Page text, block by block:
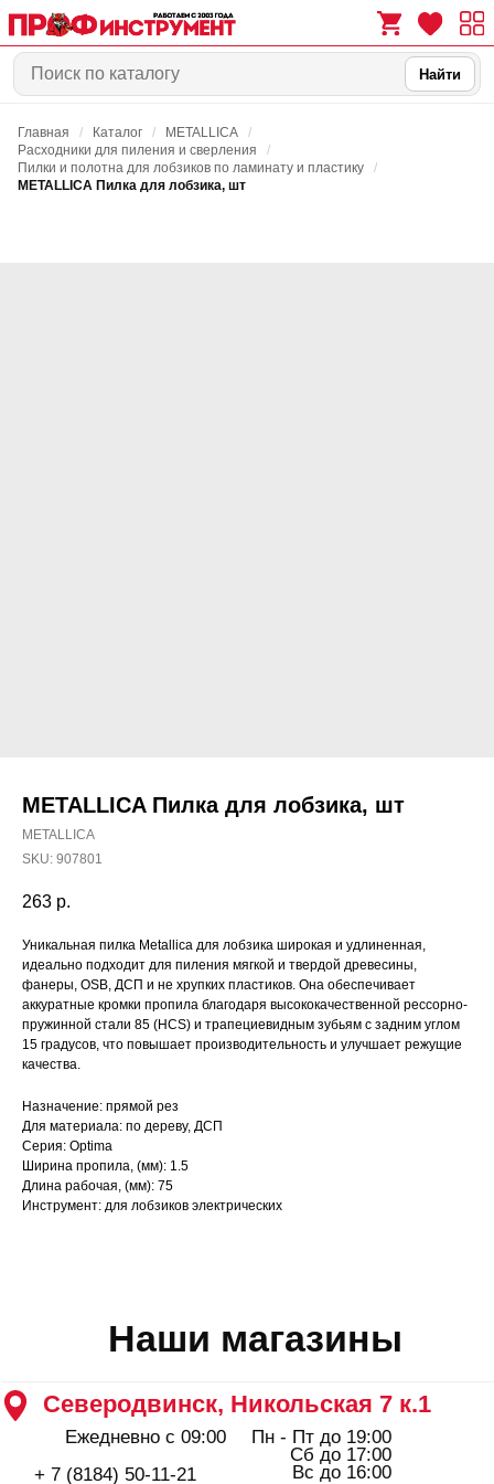
0
Найти
Главная / Каталог / METALLICA
/
Расходники для пиления и сверления
/
Пилки и полотна для лобзиков по ламинату и пластику
/
METALLICA Пилка для лобзика, шт
METALLICA Пилка для лобзика, шт
METALLICA
SKU: 907801
263 р.
Уникальная пилка Metallica для лобзика широкая и удлиненная,
идеально подходит для пиления мягкой и твердой древесины,
фанеры, OSB, ДСП и не хрупких пластиков. Она обеспечивает
аккуратные кромки пропила благодаря высококачественной рессорно-
пружинной стали 85 (HCS) и трапециевидным зубьям с задним углом
15 градусов, что повышает производительность и улучшает режущие
качества.
Назначение: прямой рез
Для материала: по дереву, ДСП
Серия: Optima
Ширина пропила, (мм): 1.5
Длина рабочая, (мм): 75
Инструмент: для лобзиков электрических
Наши магазины
Архангельск, Урицкого 50 к.1
Северодвинск, Никольская 7 к.1
Ежедневно с 09:00 Пн - Пт до 19:00
Сб до 17:00
Вс до 16:00
Пн - Пт 09:00 - 19:00
Сб - Вс 10:00 - 18:00
Пн - Пт 09:00 - 19:00
Сб - Вс 10:00 - 18:00
+ 7 (8184) 50-11-21
+ 7 (911) 562-83-03